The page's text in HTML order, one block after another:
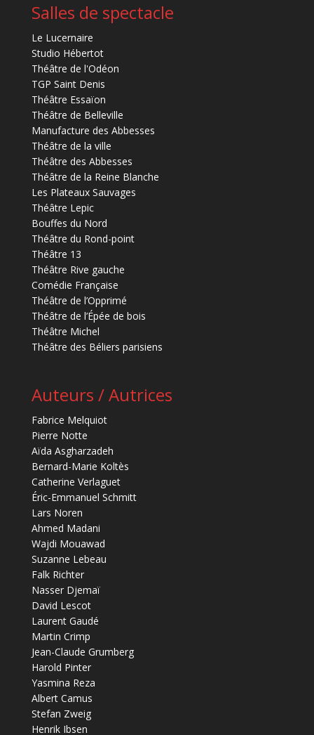
Salles de spectacle
Le Lucernaire
Studio Hébertot
Théâtre de l'Odéon
TGP Saint Denis
Théâtre Essaïon
Théâtre de Belleville
Manufacture des Abbesses
Théâtre de la ville
Théâtre des Abbesses
Théâtre de la Reine Blanche
Les Plateaux Sauvages
Théâtre Lepic
Bouffes du Nord
Théâtre du Rond-point
Théâtre 13
Théâtre Rive gauche
Comédie Française
Théâtre de l’Opprimé
Théâtre de l’Épée de bois
Théâtre Michel
Théâtre des Béliers parisiens
Auteurs / Autrices
Fabrice Melquiot
Pierre Notte
Aïda Asgharzadeh
Bernard-Marie Koltès
Catherine Verlaguet
Éric-Emmanuel Schmitt
Lars Noren
Ahmed Madani
Wajdi Mouawad
Suzanne Lebeau
Falk Richter
Nasser Djemaï
David Lescot
Laurent Gaudé
Martin Crimp
Jean-Claude Grumberg
Harold Pinter
Yasmina Reza
Albert Camus
Stefan Zweig
Henrik Ibsen